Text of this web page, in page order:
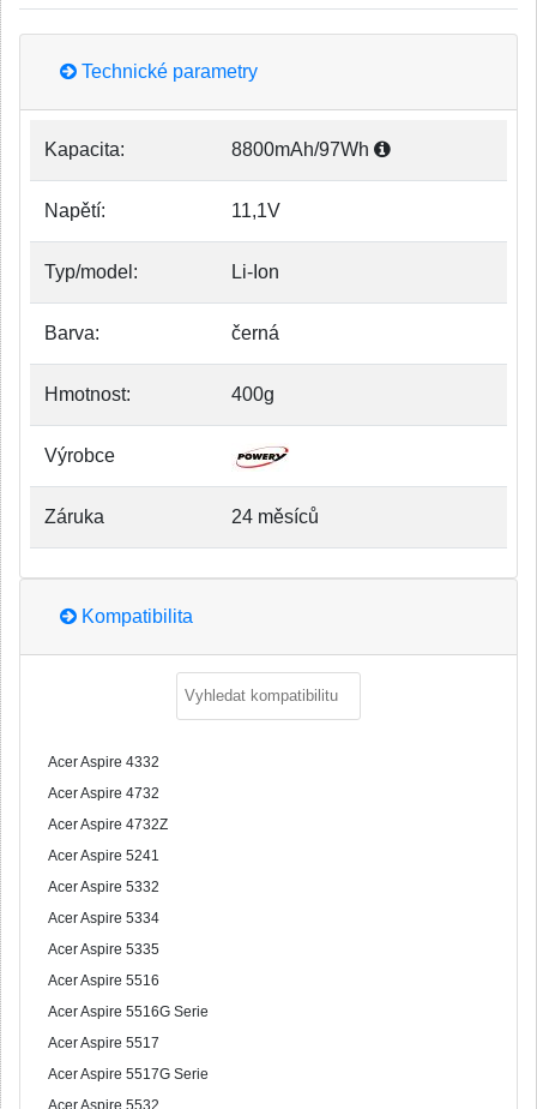
Technické parametry
Kapacita: 8800mAh/97Wh
Napětí: 11,1V
Typ/model: Li-Ion
Barva: černá
Hmotnost: 400g
Výrobce
Záruka 24 měsíců
Kompatibilita
Acer Aspire 4332
Acer Aspire 4732
Acer Aspire 4732Z
Acer Aspire 5241
Acer Aspire 5332
Acer Aspire 5334
Acer Aspire 5335
Acer Aspire 5516
Acer Aspire 5516G Serie
Acer Aspire 5517
Acer Aspire 5517G Serie
Acer Aspire 5532